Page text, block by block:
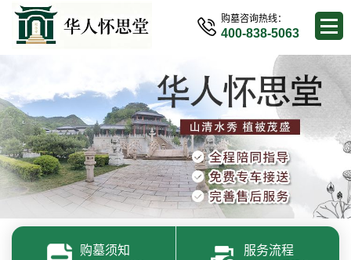
购墓咨询热线：
400-838-5063
购墓须知 服务流程